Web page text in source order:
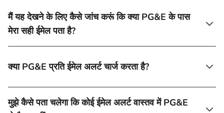
मैं यह देखने के लिए कैसे जांच करूं कि क्या PG&E के पास
मेरा सही ईमेल पता है?
क्या PG&E प्रति ईमेल अलर्ट चार्ज करता है?
मुझे कैसे पता चलेगा कि कोई ईमेल अलर्ट वास्तव में PG&E